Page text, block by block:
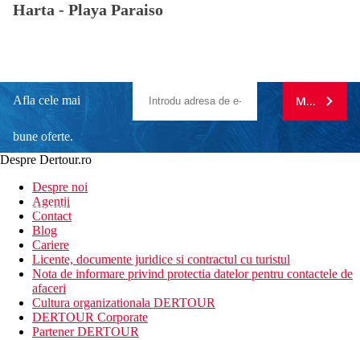
Harta - Playa Paraiso
Afla cele mai
bune oferte.
newsletter!
MA
Despre Dertour.ro
Despre noi
Agentii
Contact
Blog
Cariere
Licente, documente juridice si contractul cu turistul
Nota de informare privind protectia datelor pentru contactele de
afaceri
Cultura organizationala DERTOUR
DERTOUR Corporate
Partener DERTOUR